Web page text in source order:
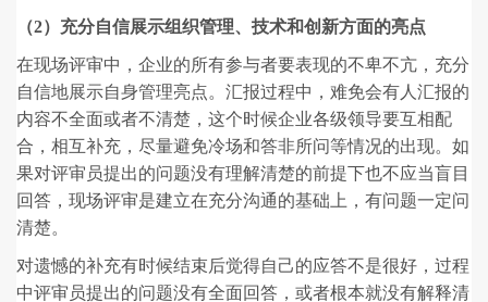
（2）充分自信展示组织管理、技术和创新方面的亮点
在现场评审中，企业的所有参与者要表现的不卑不亢，充分
自信地展示自身管理亮点。汇报过程中，难免会有人汇报的
内容不全面或者不清楚，这个时候企业各级领导要互相配
合，相互补充，尽量避免冷场和答非所问等情况的出现。如
果对评审员提出的问题没有理解清楚的前提下也不应当盲目
回答，现场评审是建立在充分沟通的基础上，有问题一定问
清楚。
对遗憾的补充有时候结束后觉得自己的应答不是很好，过程
中评审员提出的问题没有全面回答，或者根本就没有解释清